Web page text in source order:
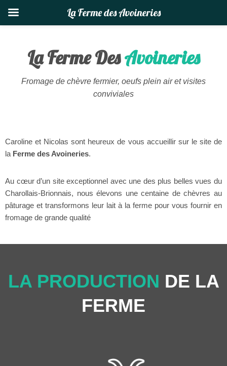
contenu
La Ferme DesAvoineries
Fromage de chèvre fermier, oeufs plein air et visites
conviviales
Caroline et Nicolas sont heureux de vous accueillir sur le site de
la Ferme des Avoineries.
Au cœur d’un site exceptionnel avec une des plus belles vues du
Charollais-Brionnais, nous élevons une centaine de chèvres au
pâturage et transformons leur lait à la ferme pour vous fournir en
fromage de grande qualité
LA PRODUCTION DE LA
FERME
La Ferme des Avoineries